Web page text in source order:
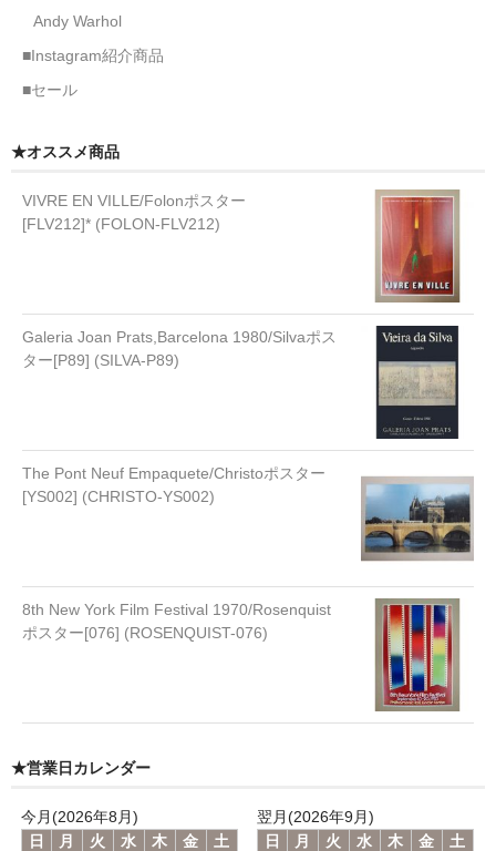
Andy Warhol
■Instagram紹介商品
■セール
★オススメ商品
VIVRE EN VILLE/Folonポスター
[FLV212]* (FOLON-FLV212)
Galeria Joan Prats,Barcelona 1980/Silvaポス
ター[P89] (SILVA-P89)
The Pont Neuf Empaquete/Christoポスター
[YS002] (CHRISTO-YS002)
8th New York Film Festival 1970/Rosenquist
ポスター[076] (ROSENQUIST-076)
★営業日カレンダー
今月(2026年8月)
日
月 火 水 木 金
土
翌月(2026年9月)
日
月 火 水 木 金
土